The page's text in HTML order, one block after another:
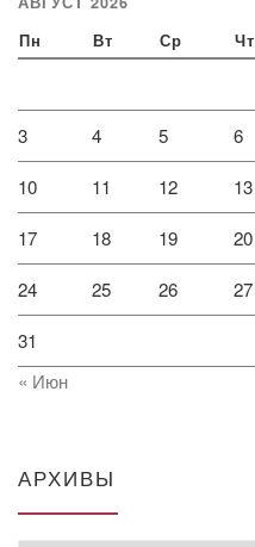
Пн Вт Ср Чт
3 4 5 6
10 11 12 13
17 18 19 20
24 25 26 27
31
« Июн
АРХИВЫ